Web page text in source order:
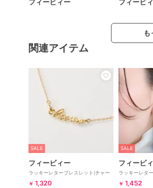
も
関連アイテム
SALE
フィービィー
ラッキーレターブレスレット(チャー
ム)
￥ 1,320
SALE
フィービ
ラッキーレタ
ワー)/片耳
￥ 1,452